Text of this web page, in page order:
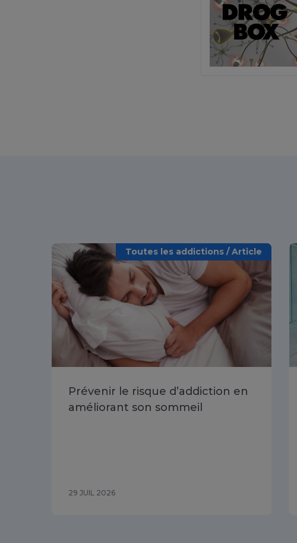
Toutes les addictions / Article
Prévenir le risque d’addiction en
améliorant son sommeil
29 JUIL 2026